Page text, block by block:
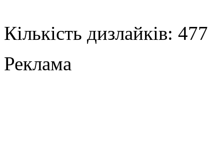
Кількість дизлайків: 477
Реклама